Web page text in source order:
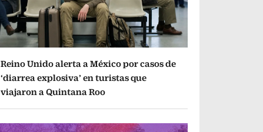
Reino Unido alerta a México por casos de
‘diarrea explosiva’ en turistas que
viajaron a Quintana Roo